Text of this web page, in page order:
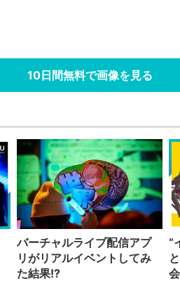
10日間無料で画像を見る
バーチャルライブ配信アプ
リがリアルイベントしてみ
た結果!?
“